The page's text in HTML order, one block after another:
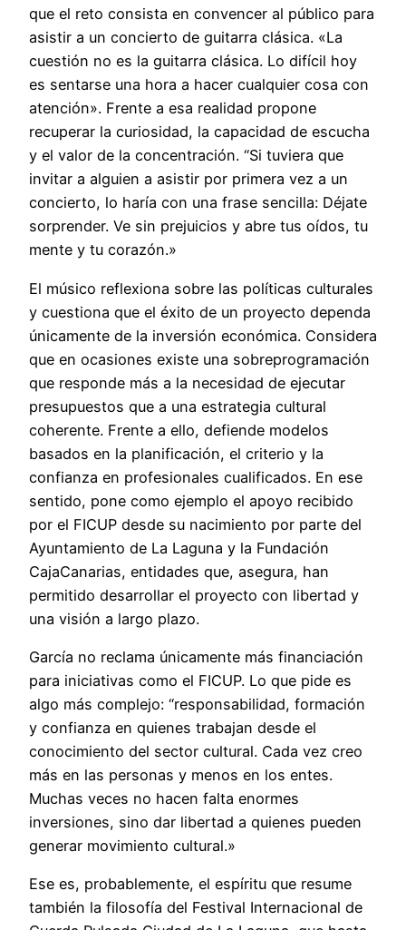
que el reto consista en convencer al público para
asistir a un concierto de guitarra clásica. «La
cuestión no es la guitarra clásica. Lo difícil hoy
es sentarse una hora a hacer cualquier cosa con
atención». Frente a esa realidad propone
recuperar la curiosidad, la capacidad de escucha
y el valor de la concentración. “Si tuviera que
invitar a alguien a asistir por primera vez a un
concierto, lo haría con una frase sencilla: Déjate
sorprender. Ve sin prejuicios y abre tus oídos, tu
mente y tu corazón.»
El músico reflexiona sobre las políticas culturales
y cuestiona que el éxito de un proyecto dependa
únicamente de la inversión económica. Considera
que en ocasiones existe una sobreprogramación
que responde más a la necesidad de ejecutar
presupuestos que a una estrategia cultural
coherente. Frente a ello, defiende modelos
basados en la planificación, el criterio y la
confianza en profesionales cualificados. En ese
sentido, pone como ejemplo el apoyo recibido
por el FICUP desde su nacimiento por parte del
Ayuntamiento de La Laguna y la Fundación
CajaCanarias, entidades que, asegura, han
permitido desarrollar el proyecto con libertad y
una visión a largo plazo.
García no reclama únicamente más financiación
para iniciativas como el FICUP. Lo que pide es
algo más complejo: “responsabilidad, formación
y confianza en quienes trabajan desde el
conocimiento del sector cultural. Cada vez creo
más en las personas y menos en los entes.
Muchas veces no hacen falta enormes
inversiones, sino dar libertad a quienes pueden
generar movimiento cultural.»
Ese es, probablemente, el espíritu que resume
también la filosofía del Festival Internacional de